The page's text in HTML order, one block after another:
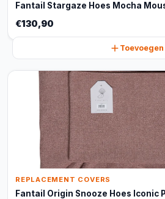
Fantail Stargaze Hoes Mocha
€130,90
Toevoegen
REPLACEMENT COVERS
Fantail Origin Snooze Hoes Iconic